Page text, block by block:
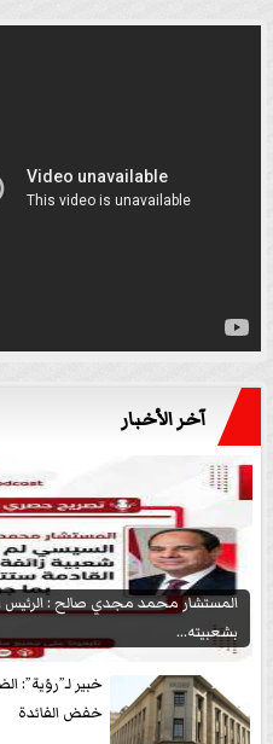
آخر الأخبار
المستشار محمد مجدي صالح :
بشعبيته...
خبير لـ”رؤية”:
خفض الفائدة